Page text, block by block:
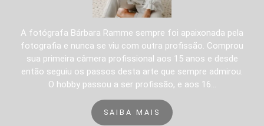
A fotógrafa Bárbara Ramme sempre foi apaixonada pela
fotografia e nunca se viu com outra profissão. Comprou
sua primeira câmera profissional aos 15 anos e desde
então seguiu os passos desta arte que sempre admirou.
O hobby passou a ser profissão, e aos 16...
SAIBA MAIS